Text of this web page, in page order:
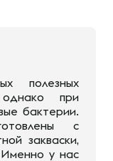
полезных
однако при
бактерии.
с
закваски,
у нас